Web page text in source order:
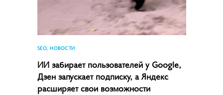
SEO, НОВОСТИ
ИИ забирает пользователей у Google,
Дзен запускает подписку, а Яндекс
расширяет свои возможности